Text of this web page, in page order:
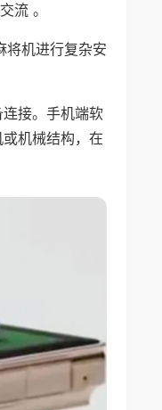
流 。
将机进行复杂安
接。手机端软
机械结构，在